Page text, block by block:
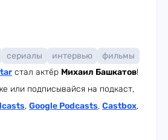
сериалы интервью
фильмы
стал актёр Михаил Башкатов!
или подписывайся на подкаст,
, Google Podcasts, Castbox,